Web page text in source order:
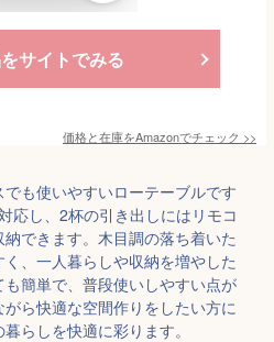
サイトでみる
価格と在庫をAmazonでチェック >>
も使いやすいローテーブルです
応し、2杯の引き出しにはリモコ
できます。木目調の落ち着いた
、一人暮らしや収納を増やした
簡単で、普段使いしやすい点が
ら快適な空間作りをしたい方に
らしを快適に彩ります。